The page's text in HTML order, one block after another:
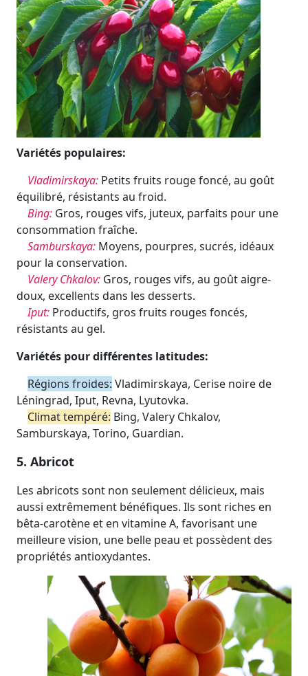
Variétés populaires:
Vladimirskaya: Petits fruits rouge foncé, au goût
équilibré, résistants au froid.
Bing: Gros, rouges vifs, juteux, parfaits pour une
consommation fraîche.
Samburskaya: Moyens, pourpres, sucrés, idéaux
pour la conservation.
Valery Chkalov: Gros, rouges vifs, au goût aigre-
doux, excellents dans les desserts.
Iput: Productifs, gros fruits rouges foncés,
résistants au gel.
Variétés pour différentes latitudes:
Régions froides: Vladimirskaya, Cerise noire de
Léningrad, Iput, Revna, Lyutovka.
Climat tempéré: Bing, Valery Chkalov,
Samburskaya, Torino, Guardian.
5. Abricot
Les abricots sont non seulement délicieux, mais
aussi extrêmement bénéfiques. Ils sont riches en
bêta-carotène et en vitamine A, favorisant une
meilleure vision, une belle peau et possèdent des
propriétés antioxydantes.